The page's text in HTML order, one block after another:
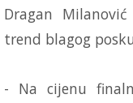
Dragan
trend blagog
- Na cijenu